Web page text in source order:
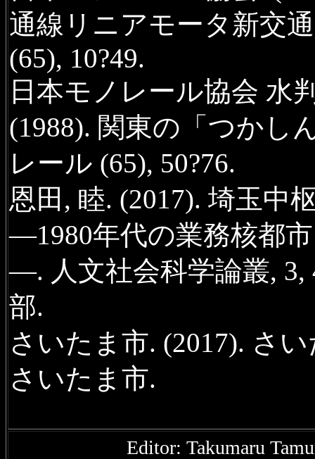
通線リニアモータ新交
(65), 10?49.
日本モノレール協会 水
(1988). 関東の「つかし
レール (65), 50?76.
恩田, 睦. (2017). 埼玉中
―1980年代の業務核都
―. 人文社会科学論叢, 3,
部.
さいたま市. (2017). さ
さいたま市.
Editor: Takumaru